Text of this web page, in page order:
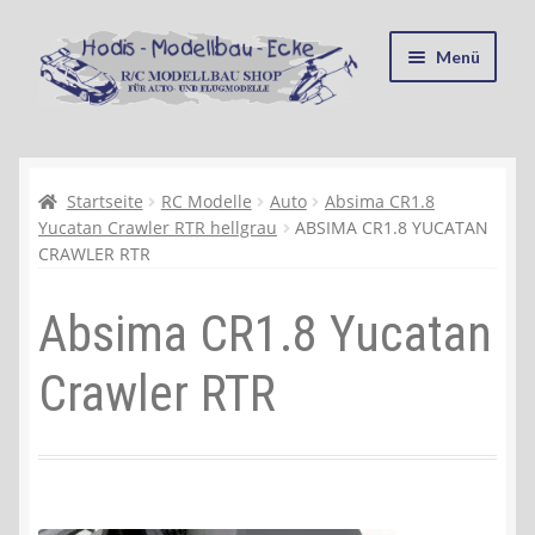
Zur
Navigation
springen
Zum
Inhalt
springen
Menü
Kasse
Mein Konto
Recycling, Entsorgung und Umwelt
Shop
Warenkorb
Startseite RC Modelle Auto
Absima CR1.8
Yucatan Crawler RTR hellgrau
ABSIMA CR1.8 YUCATAN
CRAWLER RTR
Absima CR1.8 Yucatan
Crawler RTR